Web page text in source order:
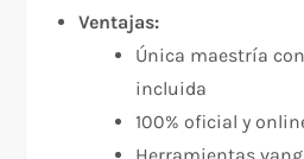
Ventajas:
Única maestría
incluida
100% oficial y